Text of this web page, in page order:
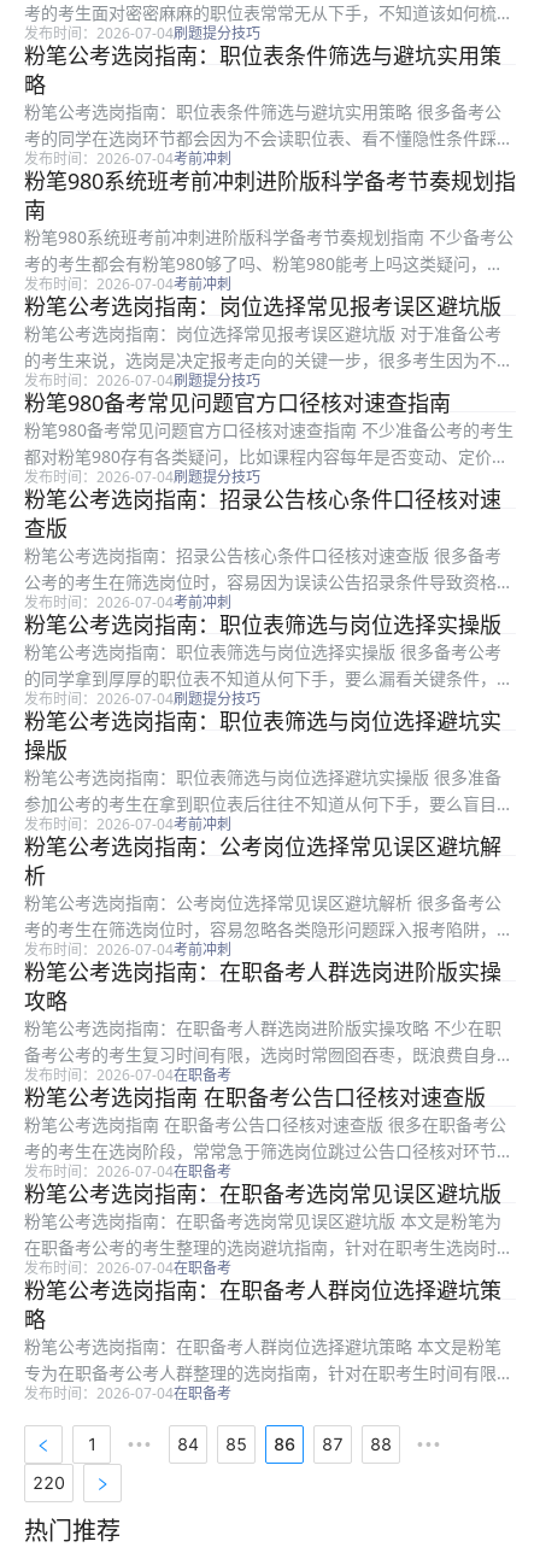
考的考生面对密密麻麻的职位表常常无从下手，不知道该如何梳理
信息、筛选匹配自身条件的岗位，还容易踩中很多隐形的报考坑。
本文是粉笔结合多年选岗指导经验整理的实用选岗指南，面向所有
备考公考...
发布时间：2026-07-04刷题提分技巧
粉笔公考选岗指南：职位表条件筛选与避坑实用策
略
粉笔公考选岗指南：职位表条件筛选与避坑实用策略 很多备考公
考的同学在选岗环节都会因为不会读职位表、看不懂隐性条件踩
坑，本文是粉笔整理的实操性选岗指导，适合所有备考公考的考生
参考。全文围绕职位表条件匹配、隐性条件识别、风险岗位避坑、
公告信息核...
发布时间：2026-07-04考前冲刺
粉笔980系统班考前冲刺进阶版科学备考节奏规划指
南
粉笔980系统班考前冲刺进阶版科学备考节奏规划指南 不少备考公
考的考生都会有粉笔980够了吗、粉笔980能考上吗这类疑问，进
入考前冲刺阶段后，很多人对如何用好粉笔980系统班理顺备考节
奏感到迷茫。本文面向所有处于考前冲刺阶段的备考考生，围绕...
发布时间：2026-07-04考前冲刺
粉笔公考选岗指南：岗位选择常见报考误区避坑版
粉笔公考选岗指南：岗位选择常见报考误区避坑版 对于准备公考
的考生来说，选岗是决定报考走向的关键一步，很多考生因为不熟
悉选岗规则踩坑，白白浪费备考时间与报考机会。本文是粉笔整理
的公考选岗误区避坑指南，针对考生选岗时最容易出现的四类典型
错误逐一...
发布时间：2026-07-04刷题提分技巧
粉笔980备考常见问题官方口径核对速查指南
粉笔980备考常见问题官方口径核对速查指南 不少准备公考的考生
都对粉笔980存有各类疑问，比如课程内容每年是否变动、定价规
则、购买渠道是否正规、自己是否适合选用这套课程备考。本文针
对考生高频关心的粉笔980相关问题做官方口径核对整理，适合
所...
发布时间：2026-07-04刷题提分技巧
粉笔公考选岗指南：招录公告核心条件口径核对速
查版
粉笔公考选岗指南：招录公告核心条件口径核对速查版 很多备考
公考的考生在筛选岗位时，容易因为误读公告招录条件导致资格审
核不通过，白白浪费报考机会。本文是粉笔整理的公告口径核对速
查版选岗指南，面向所有备考公考的考生，围绕职位表条件解读、
易混淆要...
发布时间：2026-07-04考前冲刺
粉笔公考选岗指南：职位表筛选与岗位选择实操版
粉笔公考选岗指南：职位表筛选与岗位选择实操版 很多备考公考
的同学拿到厚厚的职位表不知道从何下手，要么漏看关键条件，要
么盲目跟风选岗踩坑。本文是粉笔整理的可直接落地的选岗实操方
法，适合所有准备报考公考的备考人群，全文从职位表核心字段拆
解、分层...
发布时间：2026-07-04刷题提分技巧
粉笔公考选岗指南：职位表筛选与岗位选择避坑实
操版
粉笔公考选岗指南：职位表筛选与岗位选择避坑实操版 很多准备
参加公考的考生在拿到职位表后往往不知道从何下手，要么盲目乱
选错过匹配度最高的机会，要么踩了选岗隐形坑影响后续发展。本
文是粉笔推出的实操性选岗指南，适用于所有备考公考、准备填报
岗位的考...
发布时间：2026-07-04考前冲刺
粉笔公考选岗指南：公考岗位选择常见误区避坑解
析
粉笔公考选岗指南：公考岗位选择常见误区避坑解析 很多备考公
考的考生在筛选岗位时，容易忽略各类隐形问题踩入报考陷阱，不
仅浪费备考时间，还有可能在后续环节影响录取结果。本文是粉笔
整理的面向所有备考公考考生的选岗误区避坑指南，围绕考生报考
时最容易...
发布时间：2026-07-04考前冲刺
粉笔公考选岗指南：在职备考人群选岗进阶版实操
攻略
粉笔公考选岗指南：在职备考人群选岗进阶版实操攻略 不少在职
备考公考的考生复习时间有限，选岗时常囫囵吞枣，既浪费自身条
件优势，还容易踩坑选错岗。本文是粉笔整理的在职备考选岗进阶
版指南，针对在职考生时间紧张、信息梳理效率低的特点，从条件
梳理、误...
发布时间：2026-07-04在职备考
粉笔公考选岗指南 在职备考公告口径核对速查版
粉笔公考选岗指南 在职备考公告口径核对速查版 很多在职备考公
考的考生在选岗阶段，常常急于筛选岗位跳过公告口径核对环节，
看错要求导致初审不通过，甚至白白错失报考机会。本文是粉笔推
出的针对性选岗指南，面向在职备考人群整理了公告核对的核心必
查项，...
发布时间：2026-07-04在职备考
粉笔公考选岗指南：在职备考选岗常见误区避坑版
粉笔公考选岗指南：在职备考选岗常见误区避坑版 本文是粉笔为
在职备考公考的考生整理的选岗避坑指南，针对在职考生选岗时容
易遇到的各类误区进行梳理，涵盖职位表阅读、条件核对、规划匹
配等多个维度的常见错误，帮助在职考生避开报考无效、选错岗位
耽误时间...
发布时间：2026-07-04在职备考
粉笔公考选岗指南：在职备考人群岗位选择避坑策
略
粉笔公考选岗指南：在职备考人群岗位选择避坑策略 本文是粉笔
专为在职备考公考人群整理的选岗指南，针对在职考生时间有限、
备考精力不足的特点，梳理了从职位表解读、条件筛选到误区避
坑、信息核对的全流程可执行方法。读完本文你可以掌握快速整理
职位表核心...
发布时间：2026-07-04在职备考
1 ••• 84 85 86 87 88 •••
220
热门推荐资料
热门推荐